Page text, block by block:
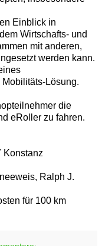
Einblick in
Wirtschafts- und
mit anderen,
werden kann.
Lösung.
die
eRoller zu fahren.
Konstanz
Ralph J.
für 100 km